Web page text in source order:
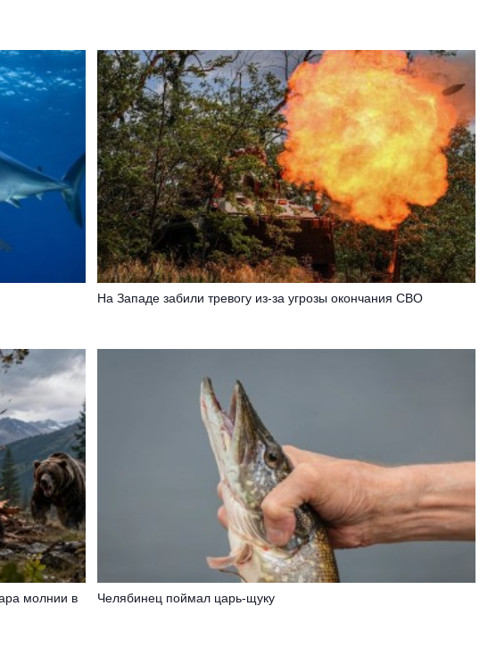
На Западе забили тревогу из-за угрозы окончания СВО
молнии в
Челябинец поймал царь-щуку